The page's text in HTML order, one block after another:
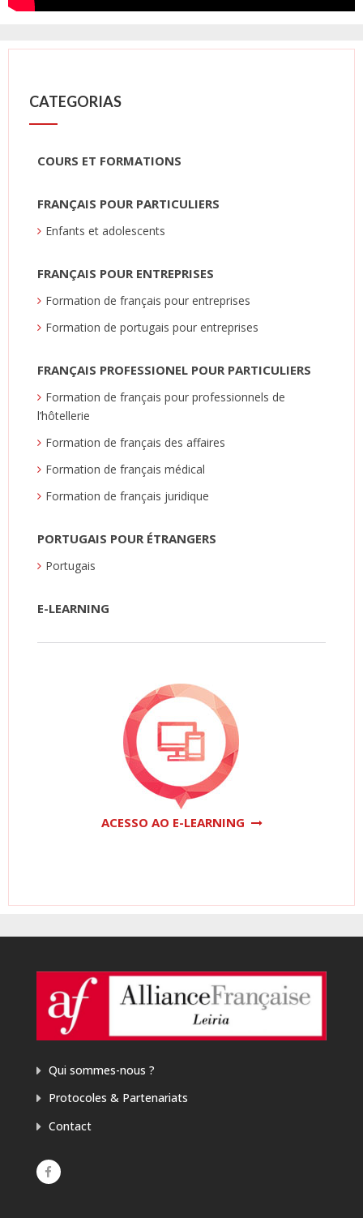
CATEGORIAS
COURS ET FORMATIONS
FRANÇAIS POUR PARTICULIERS
Enfants et adolescents
FRANÇAIS POUR ENTREPRISES
Formation de français pour entreprises
Formation de portugais pour entreprises
FRANÇAIS PROFESSIONEL POUR PARTICULIERS
Formation de français pour professionnels de
l’hôtellerie
Formation de français des affaires
Formation de français médical
Formation de français juridique
PORTUGAIS POUR ÉTRANGERS
Portugais
E-LEARNING
ACESSO AO E-LEARNING
Qui sommes-nous ?
Protocoles & Partenariats
Contact